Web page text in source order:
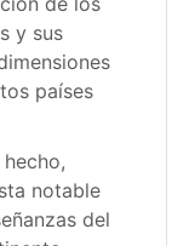
y sus
países
notable
del